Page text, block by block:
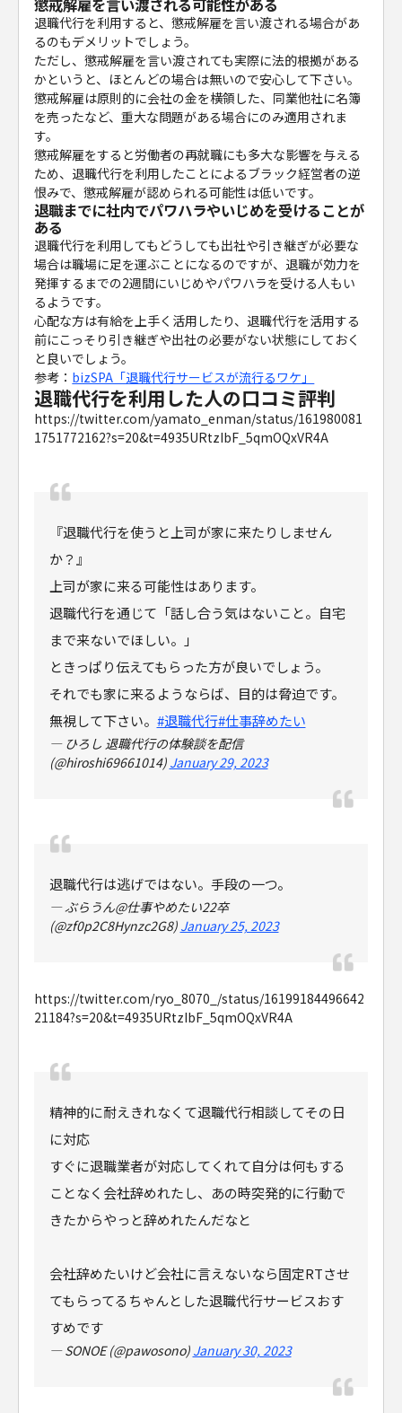
懲戒解雇を言い渡される可能性がある
退職代行を利用すると、懲戒解雇を言い渡される場合があ
るのもデメリットでしょう。
ただし、懲戒解雇を言い渡されても実際に法的根拠がある
かというと、ほとんどの場合は無いので安心して下さい。
懲戒解雇は原則的に会社の金を横領した、同業他社に名簿
を売ったなど、重大な問題がある場合にのみ適用されま
す。
懲戒解雇をすると労働者の再就職にも多大な影響を与える
ため、退職代行を利用したことによるブラック経営者の逆
恨みで、懲戒解雇が認められる可能性は低いです。
退職までに社内でパワハラやいじめを受けることが
ある
退職代行を利用してもどうしても出社や引き継ぎが必要な
場合は職場に足を運ぶことになるのですが、退職が効力を
発揮するまでの2週間にいじめやパワハラを受ける人もい
るようです。
心配な方は有給を上手く活用したり、退職代行を活用する
前にこっそり引き継ぎや出社の必要がない状態にしておく
と良いでしょう。
参考： bizSPA「退職代行サービスが流行るワケ」
退職代行を利用した人の口コミ評判
https://twitter.com/yamato_enman/status/161980081
1751772162?s=20&t=4935URtzIbF_5qmOQxVR4A
『退職代行を使うと上司が家に来たりしません
か？』
上司が家に来る可能性はあります。
退職代行を通じて「話し合う気はないこと。自宅
まで来ないでほしい。」
ときっぱり伝えてもらった方が良いでしょう。
それでも家に来るようならば、目的は脅迫です。
無視して下さい。 #退職代行#仕事辞めたい
— ひろし 退職代行の体験談を配信
(@hiroshi69661014) January 29, 2023
退職代行は逃げではない。手段の一つ。
— ぶらうん@仕事やめたい22卒
(@zf0p2C8Hynzc2G8) January 25, 2023
https://twitter.com/ryo_8070_/status/16199184496642
21184?s=20&t=4935URtzIbF_5qmOQxVR4A
精神的に耐えきれなくて退職代行相談してその日
に対応
すぐに退職業者が対応してくれて自分は何もする
ことなく会社辞めれたし、あの時突発的に行動で
きたからやっと辞めれたんだなと
会社辞めたいけど会社に言えないなら固定RTさせ
てもらってるちゃんとした退職代行サービスおす
すめです
— SONOE (@pawosono) January 30, 2023